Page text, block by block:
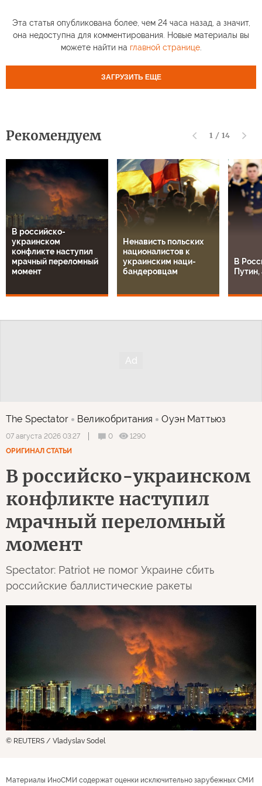
Эта статья опубликована более, чем 24 часа назад, а значит,
она недоступна для комментирования. Новые материалы вы
можете найти на главной странице.
ЗАГРУЗИТЬ ЕЩЕ
Рекомендуем 1 / 14
В российско-
украинском
конфликте наступил
мрачный переломный
момент
Ненависть польских
националистов к
украинским наци-
бандеровцам
В
The Spectator Великобритания Оуэн Маттьюз
07 августа 2026 03:27 0
1290
ОРИГИНАЛ СТАТЬИ
В российско-украинском
конфликте наступил
мрачный переломный
момент
Spectator: Patriot не помог Украине сбить
российские баллистические ракеты
© REUTERS / Vladyslav Sodel
Материалы ИноСМИ содержат оценки исключительно зарубежных СМИ